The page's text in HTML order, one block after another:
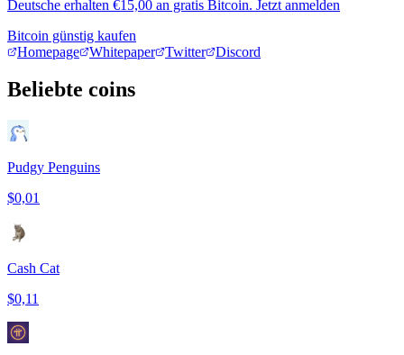
Deutsche erhalten €15,00 an gratis Bitcoin. Jetzt anmelden
Bitcoin günstig kaufen
Homepage
Whitepaper Twitter Discord
Beliebte coins
Pudgy Penguins
$0,01
Cash Cat
$0,11